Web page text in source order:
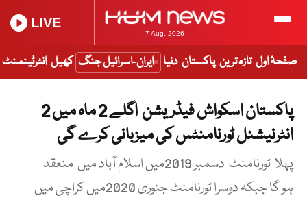
7 Aug, 2026
LIVE
صفحۂ اول تازہ ترین پاکستان دنیا ایران-اسرائیل جنگ کھیل انٹرٹینمنٹ
پاکستان اسکواش فیڈریشن اگلے 2 ماہ میں 2
انٹرنیشنل ٹورنامنٹس کی میزبانی کرے گی
پہلا ٹورنامنٹ دسمبر 2019میں اسلام آباد میں منعقد
ہو گا جبکہ دوسرا ٹورنامنٹ جنوری 2020میں کراچی میں